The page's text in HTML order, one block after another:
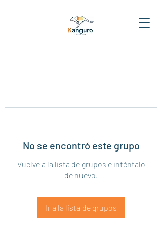
No se encontró este grupo
Vuelve a la lista de grupos e inténtalo
de nuevo.
Ir a la lista de grupos